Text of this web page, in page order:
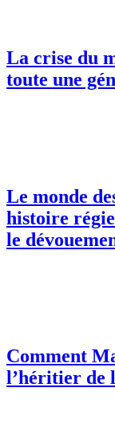
La crise du
toute une
Le monde
histoire
le
Comment
l’héritier de